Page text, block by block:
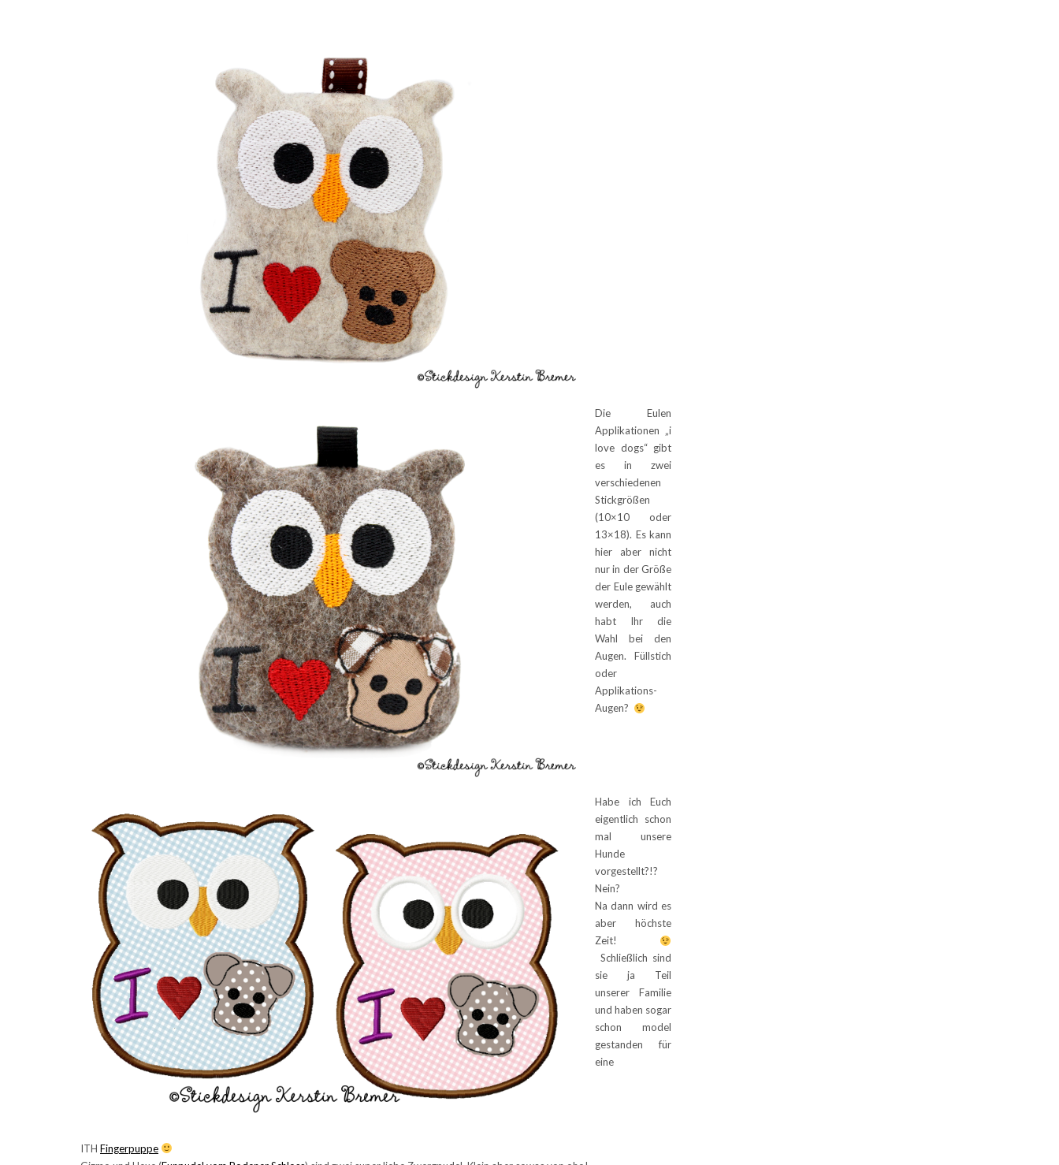
Die Eulen
Applikationen „i
love dogs“ gibt
es in zwei
verschiedenen
Stickgrößen
(10×10 oder
13×18). Es kann
hier aber nicht
nur in der Größe
der Eule gewählt
werden, auch
habt Ihr die
Wahl bei den
Augen. Füllstich
oder
Applikations-
Augen?
Habe ich Euch
eigentlich schon
mal unsere
Hunde
vorgestellt?!?
Nein?
Na dann wird es
aber höchste
Zeit!
Schließlich sind
sie ja Teil
unserer Familie
und haben sogar
schon model
gestanden für
eine
ITH Fingerpuppe